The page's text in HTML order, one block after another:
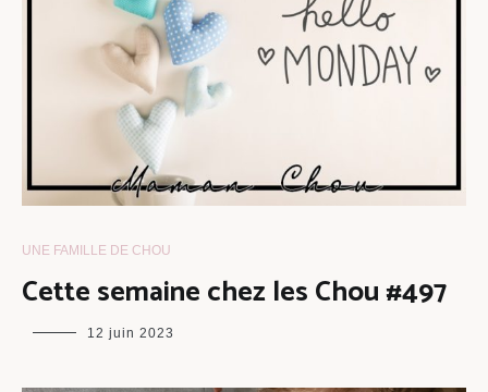
UNE FAMILLE DE CHOU
Cette semaine chez les Chou #497
maman
12 juin 2023